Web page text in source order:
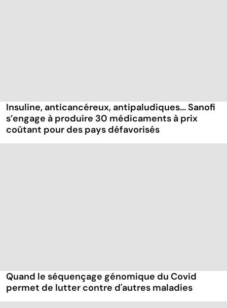
Insuline, anticancéreux, antipaludiques... Sanofi
s’engage à produire 30 médicaments à prix
coûtant pour des pays défavorisés
Quand le séquençage génomique du Covid
permet de lutter contre d'autres maladies